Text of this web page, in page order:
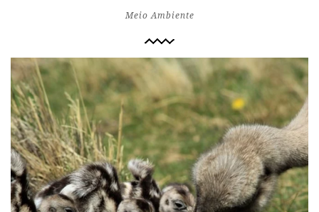
Meio Ambiente